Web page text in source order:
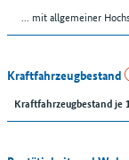
... mit allgemeiner
Kraftfahrzeugbestand
Kraftfahrzeugbestand je